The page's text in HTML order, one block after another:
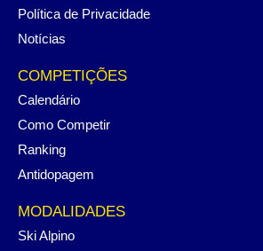
Política de Privacidade
Notícias
COMPETIÇÕES
Calendário
Como Competir
Ranking
Antidopagem
MODALIDADES
Ski Alpino